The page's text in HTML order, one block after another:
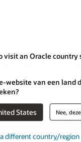
visit an Oracle country
website van een land
States Nee,
different country/region
data-
Strategist | 13